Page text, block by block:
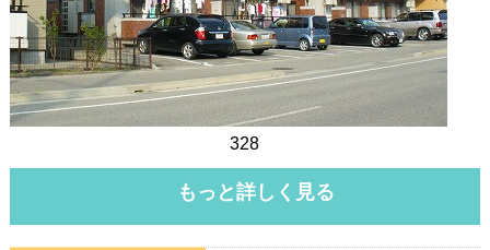
328
もっと詳しく見る